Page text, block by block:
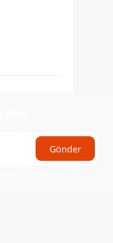
Gönder